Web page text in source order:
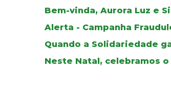
Bem-vinda, Aurora Luz e
Alerta - Campanha
Quando a Solidariedade
Neste Natal, celebramos